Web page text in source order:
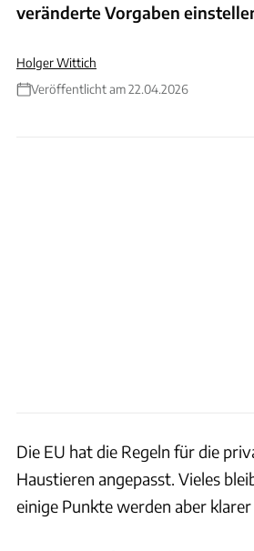
veränderte Vorgaben
Holger Wittich
Veröffentlicht am 22.04.2026
Die EU hat die Regeln für die
Haustieren angepasst. Vieles
einige Punkte werden aber